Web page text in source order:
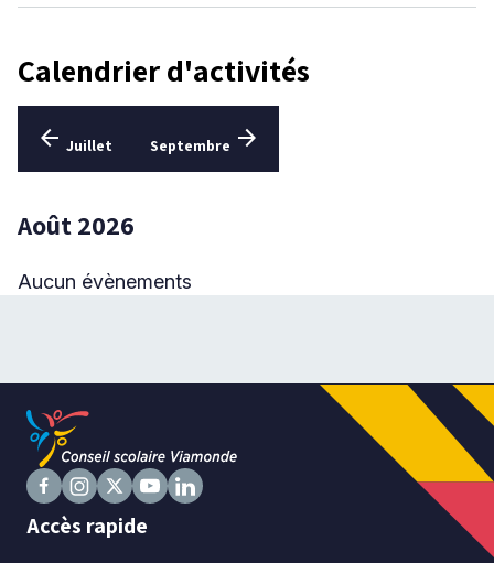
Niveau
Tous
Élémentaire
RECHERCHER
Calendrier d'activités
arrow_back Juilletau
précédent
Septembre arrow_forward
suivant
Août 2026
Aucun évènements
SuivezSuivezSuivez
nous
Suivez
Accès rapide